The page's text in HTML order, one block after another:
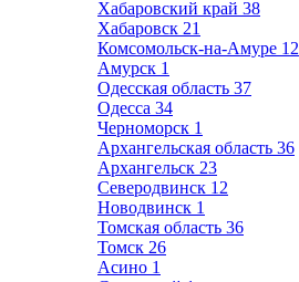
Хабаровский край 38
Хабаровск 21
Комсомольск-на-Амуре 12
Амурск 1
Одесская область 37
Одесса 34
Черноморск 1
Архангельская область 36
Архангельск 23
Северодвинск 12
Новодвинск 1
Томская область 36
Томск 26
Асино 1